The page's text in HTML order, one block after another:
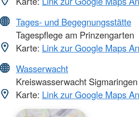
Tages- und Begegnungsstätte
Tagespflege am Prinzengarten
Karte: Link zur Google Maps
Wasserwacht
Kreiswasserwacht Sigmaringen
Karte: Link zur Google Maps